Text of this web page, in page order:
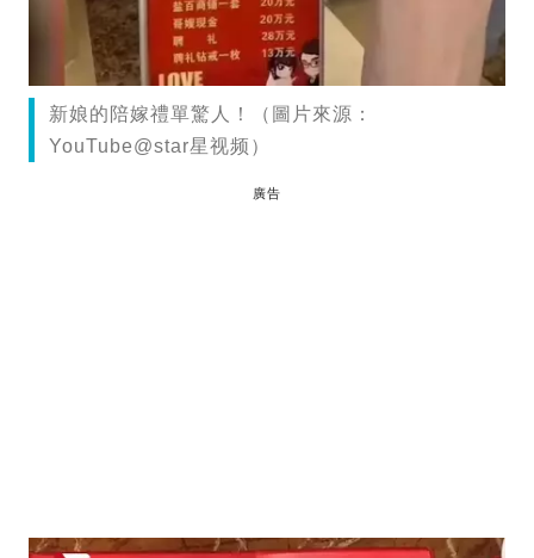
新娘的陪嫁禮單驚人！（圖片來源：
YouTube@star星视频）
廣告